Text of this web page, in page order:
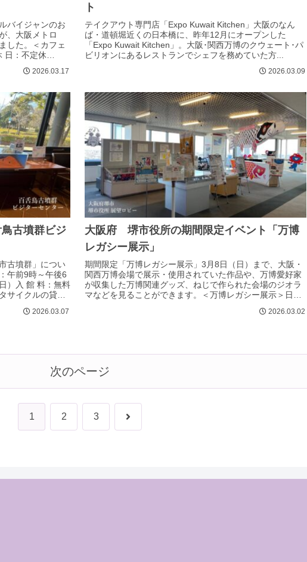
バイジャンのお
、大阪メトロ
した。＜カフェ
日：不定休
2026.03.17
ト
テイクアウト専門店「Expo Kuwait Kitchen」大阪のなん
ば・道頓堀近くの日本橋に、昨年12月にオープンした
「Expo Kuwait Kitchen」。大阪･関西万博のクウェート･パ
ビリオンにあるレストランでシェフを務めていた方...
2026.03.09
古墳群ビジ
古墳群」につい
午前9時～午後6
）入 館 料：無料
サイクルの貸出
2026.03.07
大阪府 堺市役所の期間限定イベント「万博
レガシー展示」
期間限定「万博レガシー展示」3月8日（日）まで、大阪・
関西万博会場で展示・使用されていた作品や、万博愛好家
が収集した万博関連グッズ、ねじで作られた会場のジオラ
マなどを見ることができます。＜万博レガシー展示＞日
2026.03.02
次のページ
1 2 3 次